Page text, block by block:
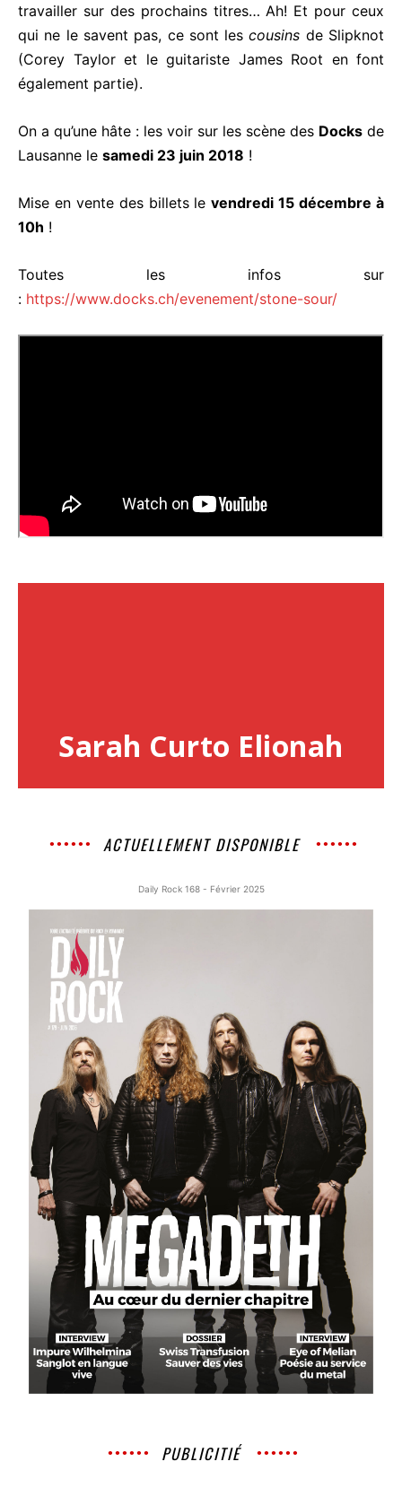
travailler sur des prochains titres… Ah! Et pour ceux
qui ne le savent pas, ce sont lescousins de Slipknot
(Corey Taylor et le guitariste James Root en font
également partie).
On a qu’une hâte : les voir sur les scène des Docks de
Lausanne le samedi 23 juin 2018 !
Mise en vente des billets levendredi 15 décembre à
10h !
Toutes les infos sur
: https://www.docks.ch/evenement/stone-sour/
Sarah Curto Elionah
ACTUELLEMENT DISPONIBLE
Daily Rock 168 - Février 2025
PUBLICITIÉ